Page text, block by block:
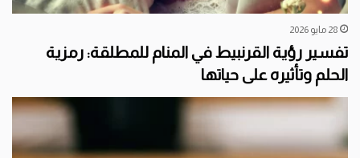
28 مايو 2026
تفسير رؤية القرنبيط في المنام للمطلقة: رمزية
الحلم وتأثيره على حياتها